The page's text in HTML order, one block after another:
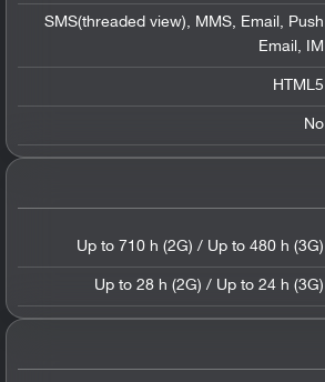
SMS(threaded view), MMS, Email, Push
Email, IM
HTML5
No
Up to 710 h (2G) / Up to 480 h (3G)
Up to 28 h (2G) / Up to 24 h (3G)